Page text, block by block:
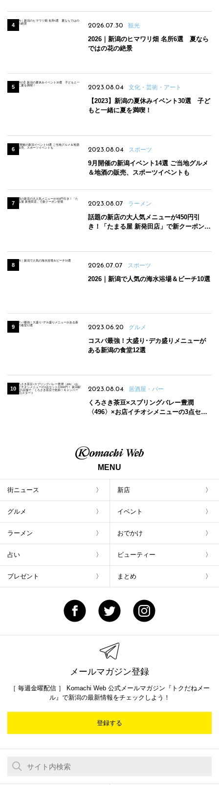
2026.07.30 観光
2026｜新潟のヒマワリ畑 名所6選 夏なら
ではの花の絶景
2023.08.04 文化・芸術・アート
【2023】新潟の夏休みイベント30選 子ど
もと一緒に夏を満喫！
2023.08.04 スポーツ
9月開催の新潟イベント14選 ご当地グルメ
＆地酒の販売、スポーツイベントも
2023.08.07 ラーメン
話題の新店の大人気メニューが450円引
き！「たまる屋 新発田店」で新クーポン登
2026.07.07 スポーツ
2026｜新潟で人気の海水浴場＆ビーチ10選
2023.06.20 グルメ
コスパ最強！大盛り･デカ盛りメニューが
ある新潟の食堂12選
2023.08.04 居酒屋・バー
くろさき茶豆×スプリングバレー豊潤
〈496〉×お店イチオシメニューの3点セッ
MENU
街ニュース 新店
グルメ イベント
ラーメン おでかけ
占い ビューティー
プレゼント まとめ
メールマガジン登録
［ 毎週金曜配信 ］ Komachi Web 公式メールマガジン『トクだねメー
ル』で新潟の最新情報をチェックしよう！
登録する